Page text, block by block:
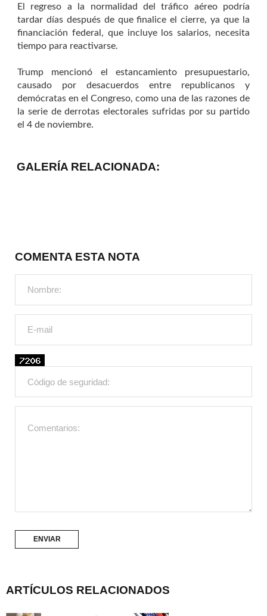
El regreso a la normalidad del tráfico aéreo podría
tardar días después de que finalice el cierre, ya que la
financiación federal, que incluye los salarios, necesita
tiempo para reactivarse.
Trump mencionó el estancamiento presupuestario,
causado por desacuerdos entre republicanos y
demócratas en el Congreso, como una de las razones de
la serie de derrotas electorales sufridas por su partido
el 4 de noviembre.
GALERÍA RELACIONADA:
COMENTA ESTA NOTA
ARTÍCULOS RELACIONADOS